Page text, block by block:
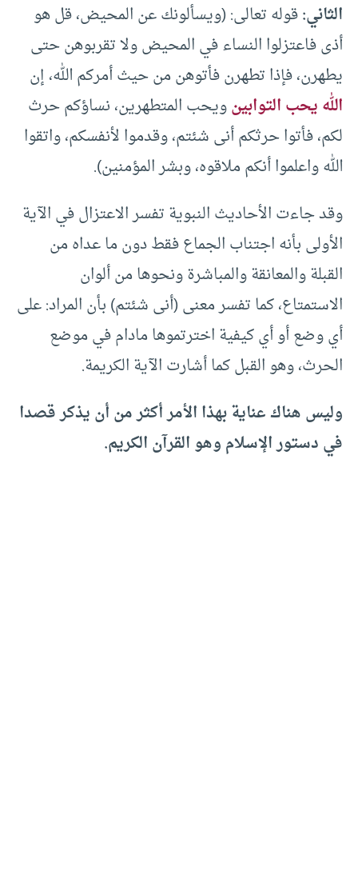
الثاني:قوله تعالى: (ويسألونك عن المحيض، قل هو
أذى فاعتزلوا النساء في المحيض ولا تقربوهن حتى
يطهرن، فإذا تطهرن فأتوهن من حيث أمركم الله، إن
الله يحب التوابينويحب المتطهرين، نساؤكم حرث
لكم، فأتوا حرثكم أنى شئتم، وقدموا لأنفسكم، واتقوا
الله واعلموا أنكم ملاقوه، وبشر المؤمنين).
وقد جاءت الأحاديث النبوية تفسر الاعتزال في الآية
الأولى بأنه اجتناب الجماع فقط دون ما عداه من
القبلة والمعانقة والمباشرة ونحوها من ألوان
الاستمتاع، كما تفسر معنى (أنى شئتم) بأن المراد: على
أي وضع أو أي كيفية اخترتموها مادام في موضع
الحرث، وهو القبل كما أشارت الآية الكريمة.
وليس هناك عناية بهذا الأمر أكثر من أن يذكر قصدا
في دستور الإسلام وهو القرآن الكريم.